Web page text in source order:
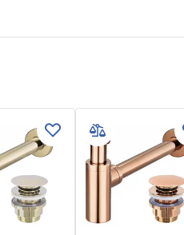
Biały
155
mm
mm
Warunki
WARUNKI
UMYWALKI.pdf